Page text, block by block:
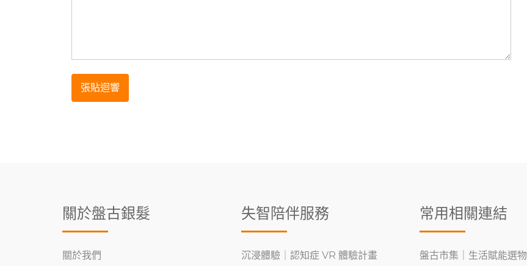
關於盤古銀髮
關於我們
失智陪伴服務
沉浸體驗｜認知症 VR 體驗計畫
常用相關連結
盤古市集｜生活賦能選物